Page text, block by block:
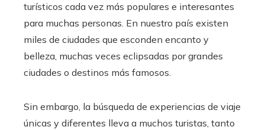
turísticos cada vez más populares e interesantes
para muchas personas. En nuestro país existen
miles de ciudades que esconden encanto y
belleza, muchas veces eclipsadas por grandes
ciudades o destinos más famosos.
Sin embargo, la búsqueda de experiencias de viaje
únicas y diferentes lleva a muchos turistas, tanto